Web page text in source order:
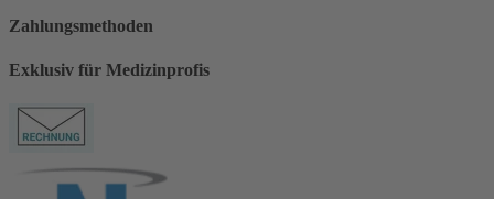
Zahlungsmethoden
Exklusiv für Medizinprofis